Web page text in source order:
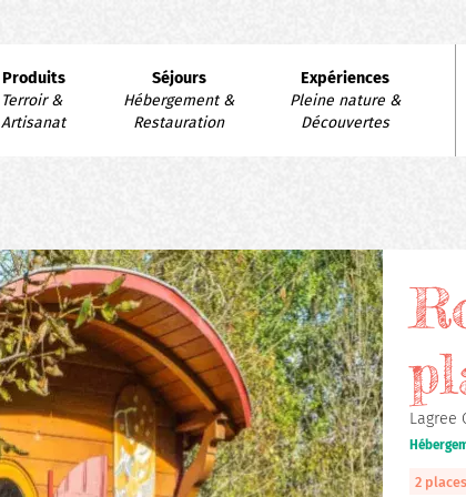
Navigation
principale
Produits
Terroir &
Artisanat
Séjours
Hébergement &
Restauration
Expériences
Pleine nature &
Découvertes
Lagree
2 places